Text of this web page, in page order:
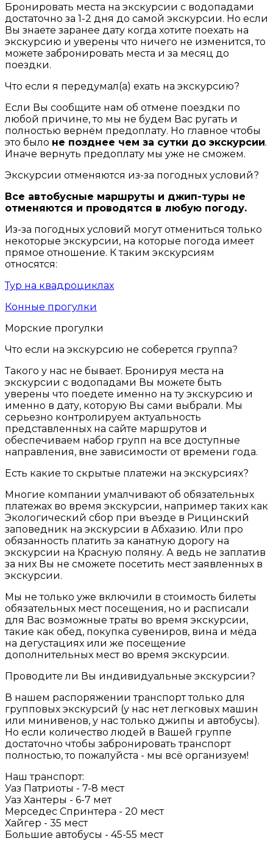
Бронировать места на экскурсии с водопадами
достаточно за 1-2 дня до самой экскурсии. Но если
Вы знаете заранее дату когда хотите поехать на
экскурсию и уверены что ничего не изменится, то
можете забронировать места и за месяц до
поездки.
Что если я передумал(а) ехать на экскурсию?
Если Вы сообщите нам об отмене поездки по
любой причине, то мы не будем Вас ругать и
полностью вернём предоплату. Но главное чтобы
это было не позднее чем за сутки до экскурсии.
Иначе вернуть предоплату мы уже не сможем.
Экскурсии отменяются из-за погодных условий?
Все автобусные маршруты и джип-туры не
отменяются и проводятся в любую погоду.
Из-за погодных условий могут отмениться только
некоторые экскурсии, на которые погода имеет
прямое отношение. К таким экскурсиям
относятся:
Тур на квадроциклах
Конные прогулки
Морские прогулки
Что если на экскурсию не соберется группа?
Такого у нас не бывает. Бронируя места на
экскурсии с водопадами Вы можете быть
уверены что поедете именно на ту экскурсию и
именно в дату, которую Вы сами выбрали. Мы
серьезно контролируем актуальность
представленных на сайте маршрутов и
обеспечиваем набор групп на все доступные
направления, вне зависимости от времени года.
Есть какие то скрытые платежи на экскурсиях?
Многие компании умалчивают об обязательных
платежах во время экскурсии, например таких как
Экологический сбор при въезде в Рицинский
заповедник на экскурсии в Абхазию. Или про
обязанность платить за канатную дорогу на
экскурсии на Красную поляну. А ведь не заплатив
за них Вы не сможете посетить мест заявленных в
экскурсии.
Мы не только уже включили в стоимость билеты
обязательных мест посещения, но и расписали
для Вас возможные траты во время экскурсии,
такие как обед, покупка сувениров, вина и мёда
на дегустациях или же посещение
дополнительных мест во время экскурсии.
Проводите ли Вы индивидуальные экскурсии?
В нашем распоряжении транспорт только для
групповых экскурсий (у нас нет легковых машин
или минивенов, у нас только джипы и автобусы).
Но если количество людей в Вашей группе
достаточно чтобы забронировать транспорт
полностью, то пожалуйста - мы всё организуем!
Наш транспорт:
Уаз Патриоты - 7-8 мест
Уаз Хантеры - 6-7 мет
Мерседес Спринтера - 20 мест
Хайгер - 35 мест
Большие автобусы - 45-55 мест